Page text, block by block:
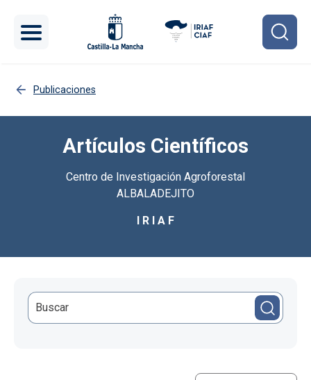
Publicaciones
Artículos Científicos
Centro de Investigación Agroforestal
ALBALADEJITO
I R I A F